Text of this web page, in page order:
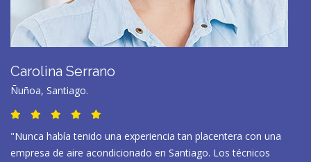
Carolina Serrano
Ñuñoa, Santiago.
"Nunca había tenido una experiencia tan placentera con una
empresa de aire acondicionado en Santiago. Los técnicos